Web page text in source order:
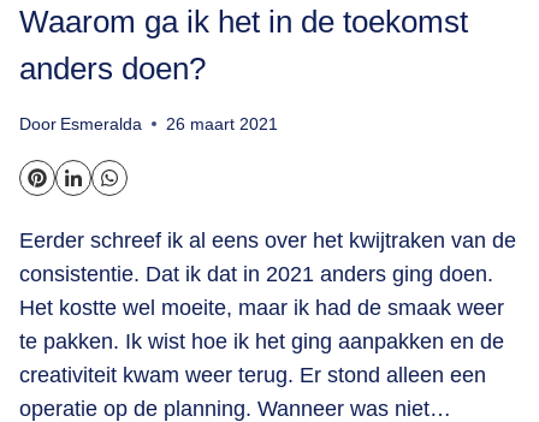
Waarom ga ik het in de toekomst
anders doen?
Door Esmeralda 26 maart 2021
Eerder schreef ik al eens over het kwijtraken van de
consistentie. Dat ik dat in 2021 anders ging doen.
Het kostte wel moeite, maar ik had de smaak weer
te pakken. Ik wist hoe ik het ging aanpakken en de
creativiteit kwam weer terug. Er stond alleen een
operatie op de planning. Wanneer was niet…